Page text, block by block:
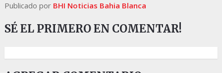
Publicado por BHI Noticias Bahia Blanca
SÉ EL PRIMERO EN COMENTAR!